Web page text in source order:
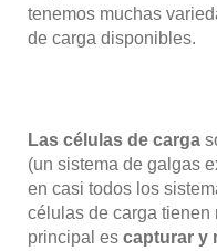
tenemos muchas
de carga disponibles.
Las células de carga
(un sistema de galgas
en casi todos los
células de carga
principal es capturar y